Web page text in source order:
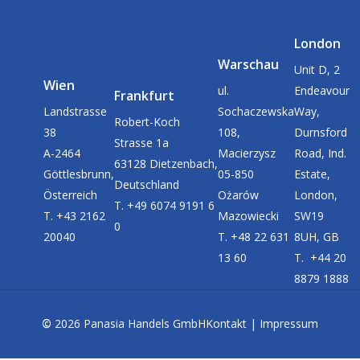
Wien
Landstrasse
38
A-2464
Göttlesbrunn,
Österreich
T. +43 2162
20040
Frankfurt
Robert-Koch
Strasse 1a
63128 Dietzenbach,
Deutschland
T. +49 6074 9191 6
0
Warschau
ul.
Sochaczewska
108,
Macierzysz
05-850
Ożarów
Mazowiecki
T. +48 22 631
13 60
London
Unit D, 2
Endeavour
Way,
Durnsford
Road, Ind.
Estate,
London,
SW19
8UH, GB
T. +44 20
8879 1888
© 2026 Panasia Handels GmbHKontakt| Impressum